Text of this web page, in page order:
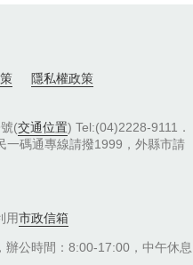
隱私權政策
(交通位置) Tel:(04)2228-9111．
一碼通專線請撥1999，外縣市請
用市政信箱
，辦公時間：8:00-17:00，中午休息